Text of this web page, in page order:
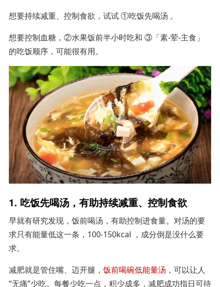
想要持续减重、控制食欲，试试 ①吃饭先喝汤 。
想要控制血糖，②水果饭前半小时吃和 ③「素-荤-主食」
的吃饭顺序，可能很有用。
1. 吃饭先喝汤，有助持续减重、控制食欲
早就有研究发现，饭前喝汤，有助控制进食量。对汤的要
求只有能量低这一条，100-150kcal ，成分倒是没什么要
求。
减肥就是管住嘴、迈开腿， 饭前喝碗低能量汤 ，可以让人
“无痛”少吃。每餐少吃一点，积少成多，减肥成功指日可待